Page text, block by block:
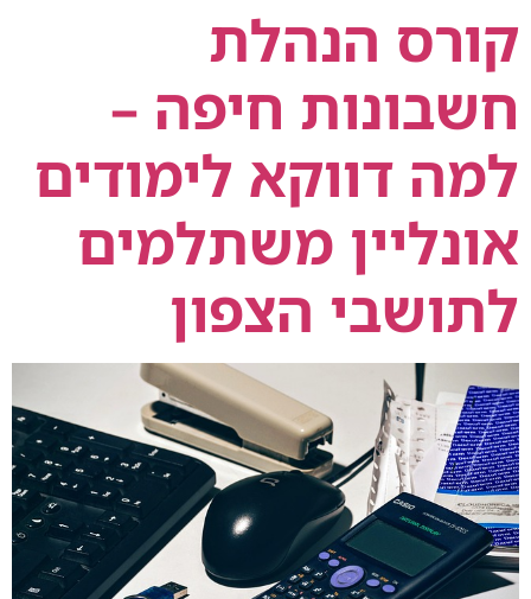
קורס הנהלת
חשבונות חיפה –
למה דווקא לימודים
אונליין משתלמים
לתושבי הצפון